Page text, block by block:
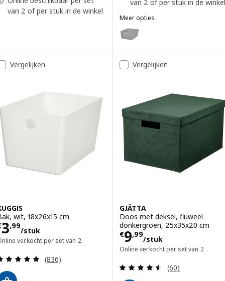
van 2 of per stuk in de winkel
van 2 of per stuk in de winkel
Meer opties
KUGGIS
Optie: KUGGIS, Bak, lichtgrijs,
Vergelijken
wit, 18x26x15 cm
3,99
/stuk
€ 3,99/stuk
verkocht per set van 2
Beoordeling: 4.8 van 5 sterren. Totaal
(836)
Vergelijken
GJÄTTA
Doos met deksel, fluweel
donkergroen, 25x35x20 cm
€9,99
/stuk
Prijs € 9,99/
Online verkocht per set van 2
Beoordeling:
(60)